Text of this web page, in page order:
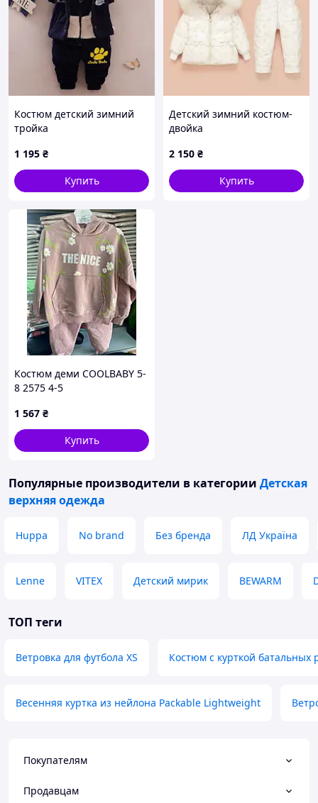
Костюм детский зимний
тройка
1 195 ₴
Купить
Детский зимний костюм-
двойка
2 150 ₴
Купить
Костюм деми COOLBABY 5-
8 2575 4-5
1 567 ₴
Купить
Популярные производители в категории Детская
верхняя одежда
Huppa No brand Без бренда ЛД Україна
Lenne VITEX Детский мирик BEWARM
ТОП теги
Ветровка для футбола XS Костюм с курткой батальных
Весенняя куртка из нейлона Packable Lightweight
Покупателям
Продавцам